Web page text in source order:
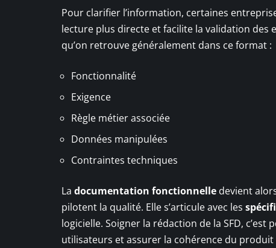
Pour clarifier l’information, certaines
lecture plus directe et facilite la validation des
qu’on retrouve généralement dans ce format :
Fonctionnalité
Exigence
Règle métier associée
Données manipulées
Contraintes techniques
La documentation fonctionnelle devient
pilotent la qualité. Elle s’articule avec les
logicielle. Soigner la rédaction de la SFD,
utilisateurs et assurer la cohérence du